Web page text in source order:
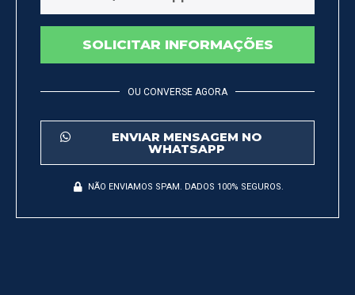
SOLICITAR INFORMAÇÕES
OU CONVERSE AGORA
ENVIAR MENSAGEM NO
WHATSAPP
NÃO ENVIAMOS SPAM. DADOS 100% SEGUROS.